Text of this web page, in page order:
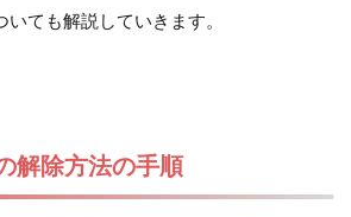
ても解説していきます。
解除方法の手順